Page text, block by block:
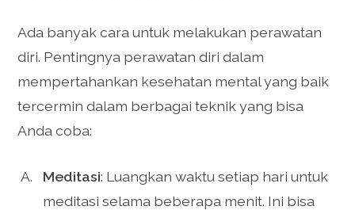
Ada banyak cara untuk melakukan perawatan
diri. Pentingnya perawatan diri dalam
mempertahankan kesehatan mental yang baik
tercermin dalam berbagai teknik yang bisa
Anda coba:
Meditasi: Luangkan waktu setiap hari untuk
meditasi selama beberapa menit. Ini bisa